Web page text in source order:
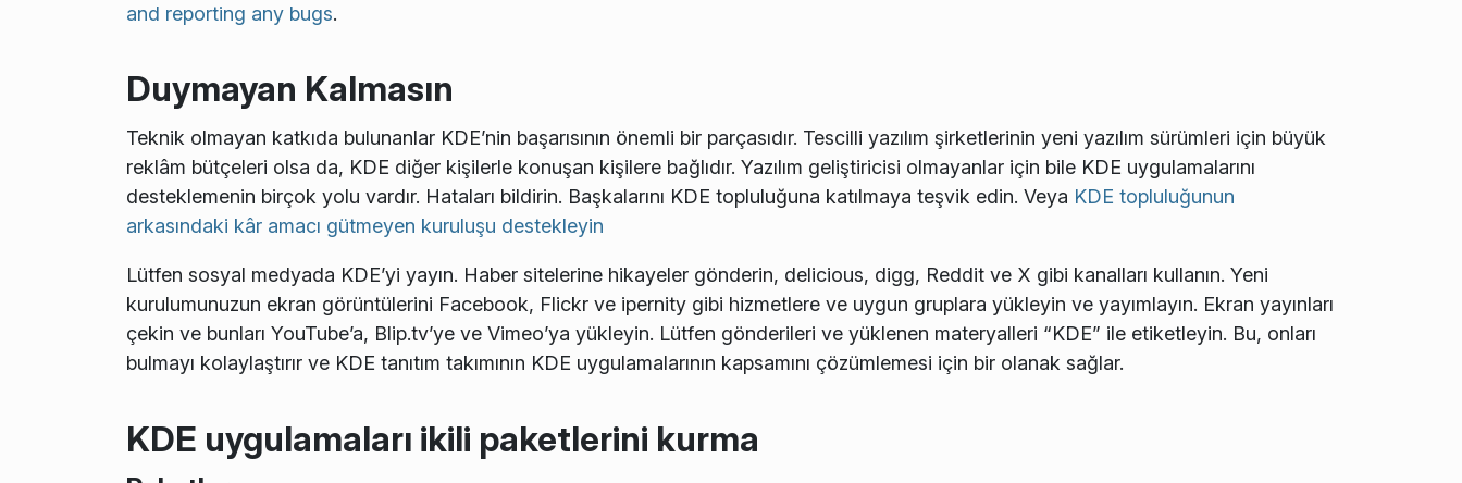
and reporting any bugs.
Duymayan Kalmasın
Teknik olmayan katkıda bulunanlar KDE’nin başarısının önemli bir parçasıdır. Tescilli yazılım şirketlerinin yeni yazılım sürümleri için büyük
reklâm bütçeleri olsa da, KDE diğer kişilerle konuşan kişilere bağlıdır. Yazılım geliştiricisi olmayanlar için bile KDE uygulamalarını
desteklemenin birçok yolu vardır. Hataları bildirin. Başkalarını KDE topluluğuna katılmaya teşvik edin. Veya KDE topluluğunun
arkasındaki kâr amacı gütmeyen kuruluşu destekleyin
Lütfen sosyal medyada KDE’yi yayın. Haber sitelerine hikayeler gönderin, delicious, digg, Reddit ve X gibi kanalları kullanın. Yeni
kurulumunuzun ekran görüntülerini Facebook, Flickr ve ipernity gibi hizmetlere ve uygun gruplara yükleyin ve yayımlayın. Ekran yayınları
çekin ve bunları YouTube’a, Blip.tv’ye ve Vimeo’ya yükleyin. Lütfen gönderileri ve yüklenen materyalleri “KDE” ile etiketleyin. Bu, onları
bulmayı kolaylaştırır ve KDE tanıtım takımının KDE uygulamalarının kapsamını çözümlemesi için bir olanak sağlar.
KDE uygulamaları ikili paketlerini kurma